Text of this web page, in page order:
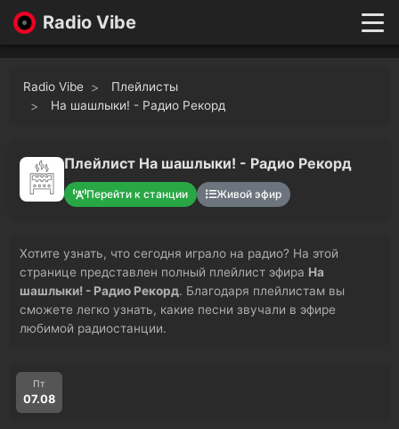
Radio Vibe
Genres
Favorites
Войти
Radio Vibe
Плейлисты
На шашлыки! - Радио Рекорд
Плейлист На шашлыки! - Радио Рекорд
Перейти к станции Живой эфир
Хотите узнать, что сегодня играло на радио? На этой
странице представлен полный плейлист эфира На
шашлыки! - Радио Рекорд. Благодаря плейлистам вы
сможете легко узнать, какие песни звучали в эфире
любимой радиостанции.
Пт
07.08